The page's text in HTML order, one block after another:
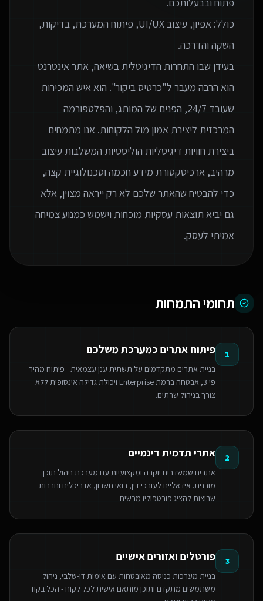
כולל: אפיון, עיצוב UI/UX, פיתוח המערכת, בדיקות,
בעידן שבו התחרות הדיגיטלית בשיאה, אתר אינטרנט
הוא הרבה מעבר ל"כרטיס ביקור". הוא איש המכירות
שעובד 24/7, הפנים של המותג, והפלטפורמה
המרכזית ליצירת אמון מול הלקוחות. אנו מתמחים
ביצירת חוויות דיגיטליות הוליסטיות המשלבות עיצוב
מרהיב, ארכיטקטורת מידע חכמה וטכנולוגיית קצה,
כדי להבטיח שהאתר שלכם לא רק ייראה מצוין, אלא
גם יביא תוצאות עסקיות מוכחות וישמש כמנוע צמיחה
אמיתי לעסק.
תחומי התמחות
1 פיתוח אתרים כמערכת משלכם
בניית אתרים מתקדמים על תשתית ענן עצמאית - פיתוח מהיר
פי 3, אבטחה ברמת Enterprise ויכולת גדילה אינסופית ללא
צורך בניהול שרתים.
2 אתרי תדמית דינמיים
אתרים שמשדרים יוקרה ומקצועיות עם מערכת ניהול תוכן
מובנית. אידאליים לעורכי דין, רואי חשבון, אדריכלים וחברות
שרוצות להציג פורטפוליו מרשים.
3 פורטלים ואזורים אישיים
בניית מערכות כניסה מאובטחות עם אימות דו-שלבי, ניהול
משתמשים מתקדם ותוכן מותאם אישית לכל לקוח - הכל בקוד